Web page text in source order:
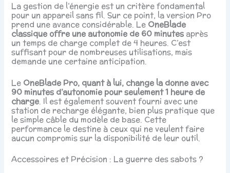
La gestion de l’énergie est un critère fondamental
pour un appareil sans fil. Sur ce point, la version Pro
prend une avance considérable. Le OneBlade
classique offre une autonomie de 60 minutes après
un temps de charge complet de 4 heures. C’est
suffisant pour de nombreuses utilisations, mais
demande une certaine anticipation.
Le OneBlade Pro, quant à lui, change la donne avec
90 minutes d’autonomie pour seulement 1 heure de
charge. Il est également souvent fourni avec une
station de recharge élégante, bien plus pratique que
le simple câble du modèle de base. Cette
performance le destine à ceux qui ne veulent faire
aucun compromis sur la disponibilité de leur outil.
Accessoires et Précision : La guerre des sabots ?